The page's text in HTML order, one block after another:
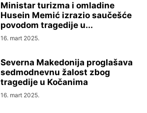
Ministar turizma i omladine
Husein Memić izrazio saučešće
povodom tragedije u...
16. mart 2025.
Severna Makedonija proglašava
sedmodnevnu žalost zbog
tragedije u Kočanima
16. mart 2025.